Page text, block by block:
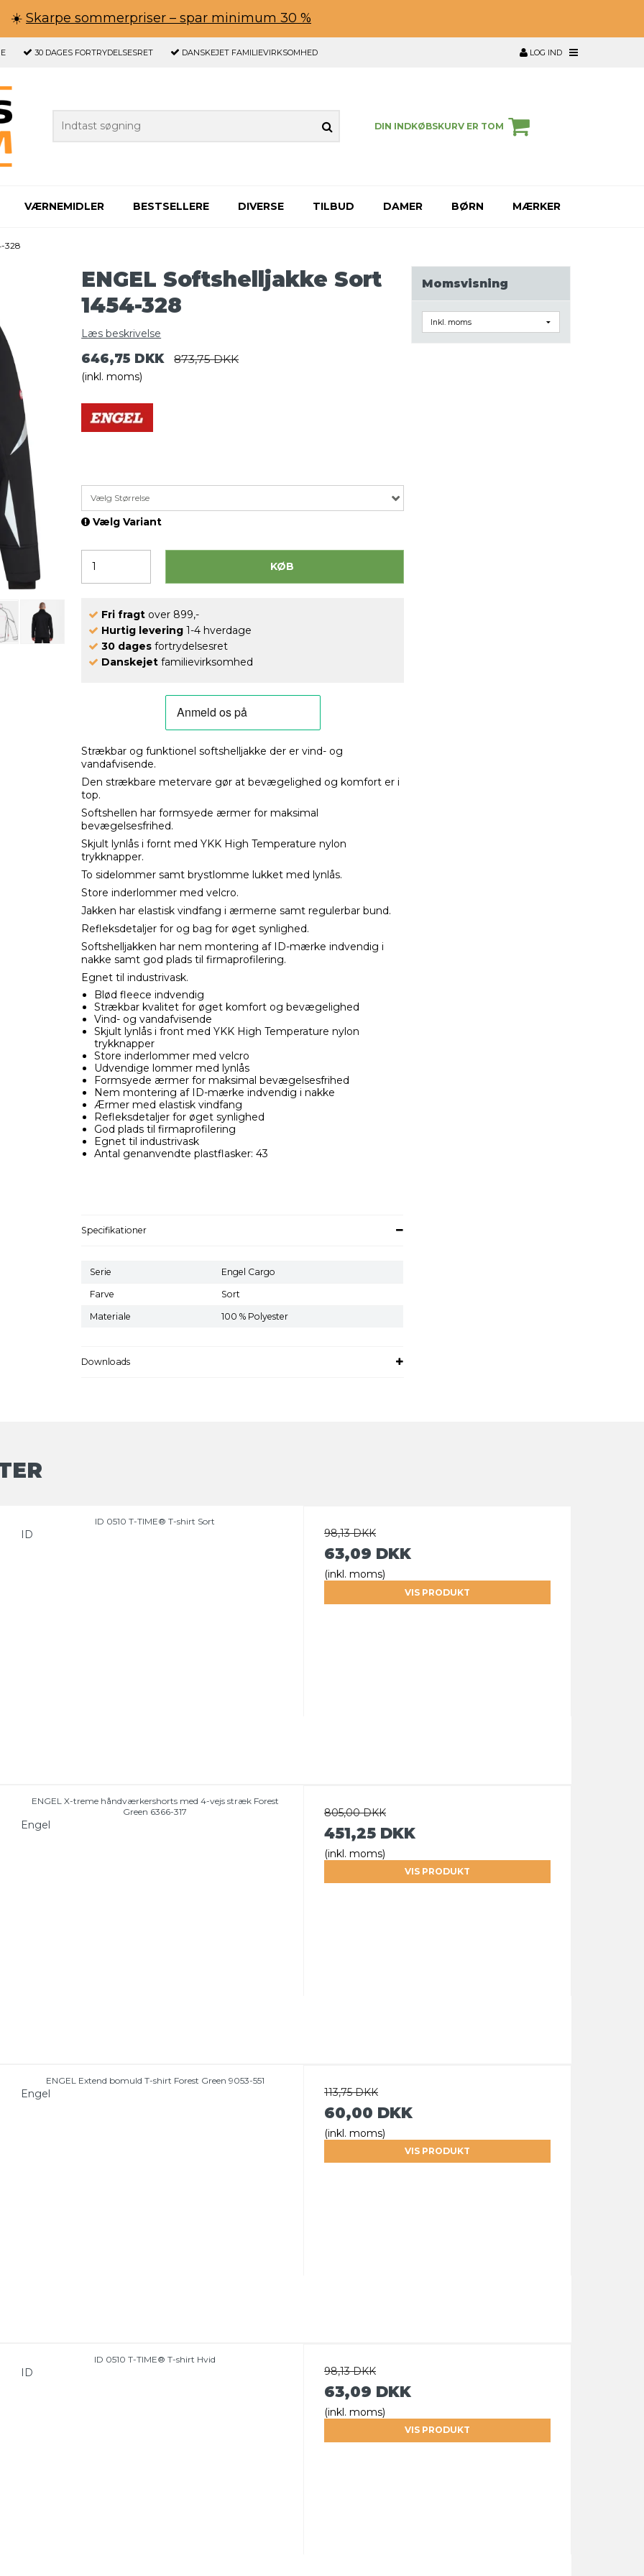
☀️ Skarpe sommerpriser – spar minimum 30 %
30 DAGES FORTRYDELSESRET DANSKEJET FAMILIEVIRKSOMHED LOG IND
DIN INDKØBSKURV ER TOM
VÆRNEMIDLER BESTSELLERE DIVERSE TILBUD DAMER BØRN MÆRKER
328
ENGEL Softshelljakke Sort
1454-328
Læs beskrivelse
646,75 DKK 873,75 DKK
(inkl. moms)
Vælg Størrelse
Vælg Variant
KØB
Fri fragt over 899,-
Hurtig levering 1-4 hverdage
30 dages fortrydelsesret
Danskejet familievirksomhed
Strækbar og funktionel softshelljakke der er vind- og
vandafvisende.
Den strækbare metervare gør at bevægelighed og komfort er i
top.
Softshellen har formsyede ærmer for maksimal
bevægelsesfrihed.
Skjult lynlås i fornt med YKK High Temperature nylon
trykknapper.
To sidelommer samt brystlomme lukket med lynlås.
Store inderlommer med velcro.
Jakken har elastisk vindfang i ærmerne samt regulerbar bund.
Refleksdetaljer for og bag for øget synlighed.
Softshelljakken har nem montering af ID-mærke indvendig i
nakke samt god plads til firmaprofilering.
Egnet til industrivask.
Blød fleece indvendig
Strækbar kvalitet for øget komfort og bevægelighed
Vind- og vandafvisende
Skjult lynlås i front med YKK High Temperature nylon
trykknapper
Store inderlommer med velcro
Udvendige lommer med lynlås
Formsyede ærmer for maksimal bevægelsesfrihed
Nem montering af ID-mærke indvendig i nakke
Ærmer med elastisk vindfang
Refleksdetaljer for øget synlighed
God plads til firmaprofilering
Egnet til industrivask
Antal genanvendte plastflasker: 43
Specifikationer
Serie Engel Cargo
Farve Sort
Materiale 100 % Polyester
Downloads
ID 0510 T-TIME® T-shirt Sort
ID 98,13 DKK
63,09 DKK
(inkl. moms)
VIS PRODUKT
ENGEL X-treme håndværkershorts med 4-vejs stræk Forest
Green 6366-317
Engel
805,00 DKK
451,25 DKK
(inkl. moms)
VIS PRODUKT
ENGEL Extend bomuld T-shirt Forest Green 9053-551
Engel 113,75 DKK
60,00 DKK
(inkl. moms)
VIS PRODUKT
ID 0510 T-TIME® T-shirt Hvid
ID 98,13 DKK
63,09 DKK
(inkl. moms)
VIS PRODUKT
Momsvisning